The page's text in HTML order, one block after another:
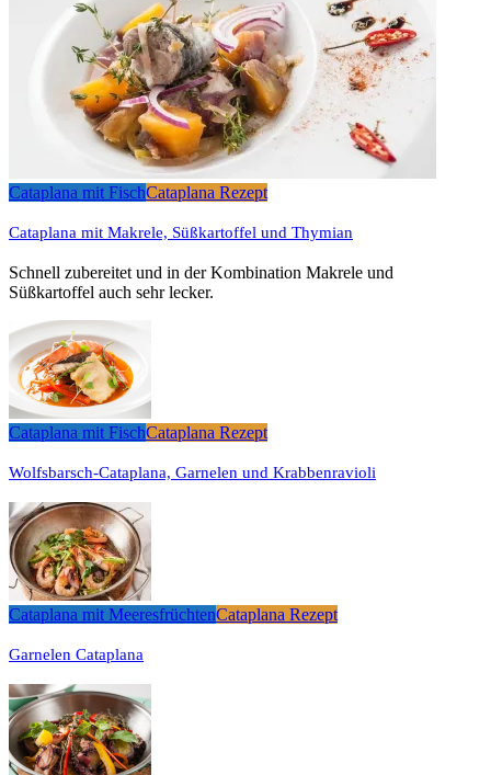
Cataplana mit FischCataplana Rezept
Cataplana mit Makrele, Süßkartoffel und Thymian
Schnell zubereitet und in der Kombination Makrele und
Süßkartoffel auch sehr lecker.
Cataplana mit FischCataplana Rezept
Wolfsbarsch-Cataplana, Garnelen und Krabbenravioli
Cataplana mit MeeresfrüchtenCataplana Rezept
Garnelen Cataplana